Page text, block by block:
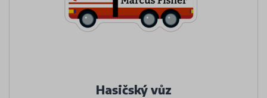
Hasičský vůz